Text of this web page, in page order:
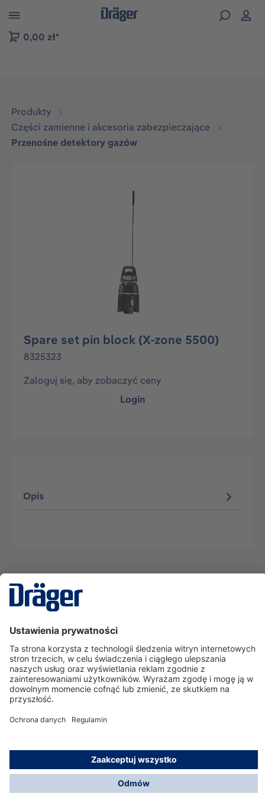
do nawigacji na platformie B2B
0,00 zł*
Produkty
Części zamienne i akcesoria zabezpieczające
Przenośne detektory gazów
Spare set pin block (X-zone 5500)
8325323
Zaloguj się, aby zobaczyć ceny
Login
Opis
Serwisowa linia hotline
O nas
Korzystanie ze sklepu
© Dräger Polska Sp. z o.o., 2025
*Wszystkie ceny bez VAT, na warunkach opisanych w